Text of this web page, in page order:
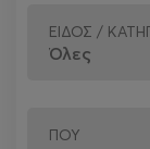
ΕΊΔΟΣ /
ΠΟΎ